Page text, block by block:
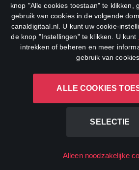
knop "Alle cookies toestaan" te klikken,
gebruik van cookies in de volgende
canaldigitaal.nl. U kunt uw cookie-
de knop "Instellingen" te klikken. U kunt
intrekken of beheren en meer
gebruik van
ALLE COOKIES
SELECTIE
Alleen noodzakelijke
CANAL+ Luxembourg S. à r.l., Rue Albert